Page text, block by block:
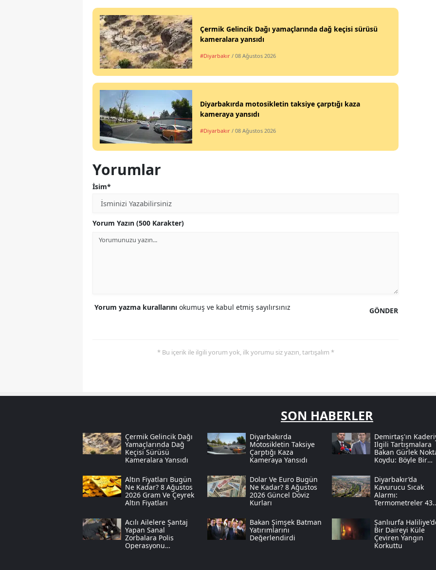
Çermik Gelincik Dağı yamaçlarında dağ keçisi sürüsü
kameralara yansıdı
#Diyarbakır / 08 Ağustos 2026
Diyarbakırda motosikletin taksiye çarptığı kaza
kameraya yansıdı
#Diyarbakır / 08 Ağustos 2026
Yorumlar
İsim*
Yorum Yazın (500 Karakter)
GÖNDER
Yorum yazma kurallarını okumuş ve kabul etmiş sayılırsınız
* Bu içerik ile ilgili yorum yok, ilk yorumu siz yazın, tartışalım *
SON HABERLER
Çermik Gelincik Dağı
Yamaçlarında Dağ
Keçisi Sürüsü
Kameralara Yansıdı
Diyarbakırda
Motosikletin Taksiye
Çarptığı Kaza
Kameraya Yansıdı
Demirtaş'ın
Ilgili Tartışmalara
Bakan Gürlek
Koydu: Böyle Bir
Altın Fiyatları Bugün
Ne Kadar? 8 Ağustos
2026 Gram Ve Çeyrek
Altın Fiyatları
Dolar Ve Euro Bugün
Ne Kadar? 8 Ağustos
2026 Güncel Döviz
Kurları
Diyarbakır’da
Kavurucu Sıcak
Alarmı:
Termometreler 43
Uzmanlardan Kritik
Uyarı Geldi
Acılı Ailelere Şantaj
Yapan Sanal
Zorbalara Polis
Operasyonu
Bakan Şimşek Batman
Yatırımlarını
Değerlendirdi
Şanlıurfa
Bir Daireyi Küle
Çeviren Yangın
Korkuttu